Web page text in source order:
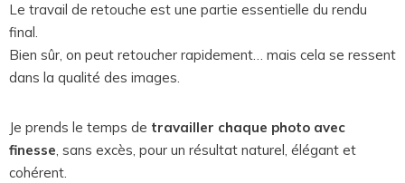
Le travail de retouche est une partie essentielle du rendu
final.
Bien sûr, on peut retoucher rapidement… mais cela se ressent
dans la qualité des images.
Je prends le temps de travailler chaque photo avec
finesse, sans excès, pour un résultat naturel, élégant et
cohérent.